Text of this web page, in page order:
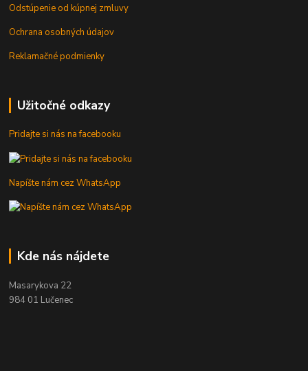
Odstúpenie od kúpnej zmluvy
Ochrana osobných údajov
Reklamačné podmienky
Užitočné odkazy
Pridajte si nás na facebooku
Napíšte nám cez WhatsApp
Kde nás nájdete
Masarykova 22
984 01 Lučenec